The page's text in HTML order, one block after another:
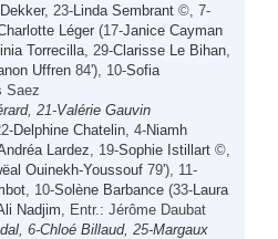
, 23- Linda Sembrant ©, 7-
Léger (17-Janice Cayman
Torrecilla , 29-Clarisse Le Bihan
Uffren 84'), 10-Sofia
Saez
, 21-Valérie Gauvin
Delphine Chatelin , 4-Niamh
Lardez , 19-Sophie Istillart ©,
Ouinekh-Youssouf 79'), 11-
, 10-Solène Barbance (33- Laura
Nadjim , Entr.: Jérôme Daubat
, 6-Chloé Billaud, 25-Margaux